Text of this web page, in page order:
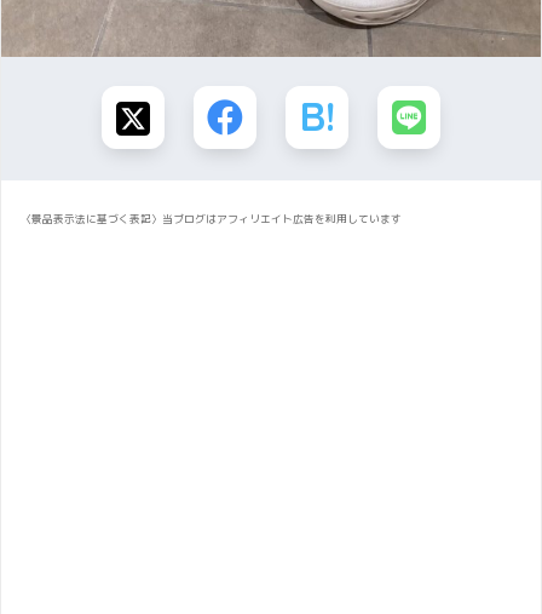
〈景品表示法に基づく表記〉当ブログはアフィリエイト広告を利用しています